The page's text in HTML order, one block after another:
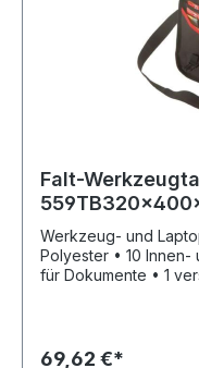
Falt-
Werkzeug- und
Polyester • 10 Innen-
für Dokumente • 1
69,62 €*